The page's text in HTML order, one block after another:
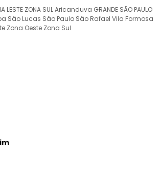
LESTE ZONA SULAricanduva GRANDE SÃO PAULO
São Lucas São Paulo São Rafael Vila Formosa
Zona Oeste Zona Sul